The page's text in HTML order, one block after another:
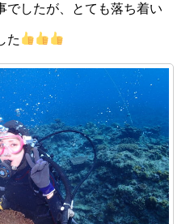
でしたが、とても落ち着い
た